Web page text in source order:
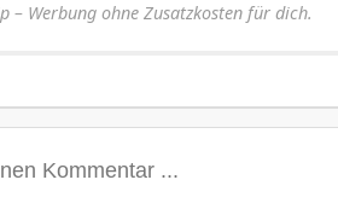
Werbung ohne Zusatzkosten für dich.